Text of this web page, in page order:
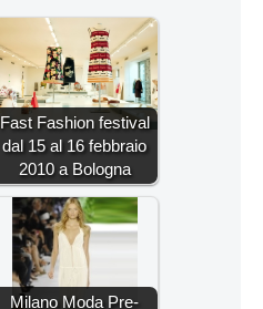
Fast Fashion festival
dal 15 al 16 febbraio
2010 a Bologna
Milano Moda Pre-